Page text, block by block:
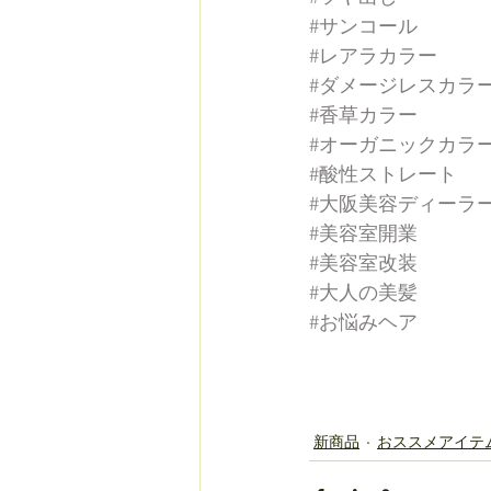
#サンコール
#レアラカラー
#ダメージレスカラ
#香草カラー
#オーガニックカラ
#酸性ストレート
#大阪美容ディーラ
#美容室開業
#美容室改装
#大人の美髪
#お悩みヘア
新商品 おススメアイテ